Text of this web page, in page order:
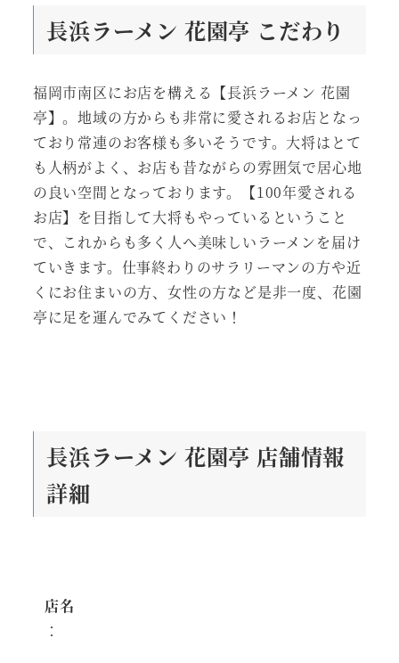
長浜ラーメン 花園亭 こだわり
福岡市南区にお店を構える【長浜ラーメン 花園
亭】。地域の方からも非常に愛されるお店となっ
ており常連のお客様も多いそうです。大将はとて
も人柄がよく、お店も昔ながらの雰囲気で居心地
の良い空間となっております。【100年愛される
お店】を目指して大将もやっているということ
で、これからも多く人へ美味しいラーメンを届け
ていきます。仕事終わりのサラリーマンの方や近
くにお住まいの方、女性の方など是非一度、花園
亭に足を運んでみてください！
長浜ラーメン 花園亭 店舗情報
詳細
店名
：